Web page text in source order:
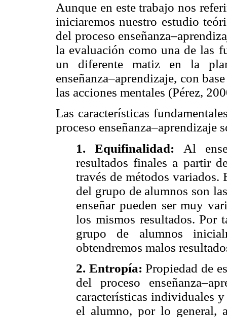
Aunque en este trabajo nos
iniciaremos nuestro estudio
del proceso
la evaluación como una de las
un diferente matiz en la
enseñanza–aprendizaje, con
las acciones mentales (Pérez,
Las características
proceso enseñanza–aprendizaje
1.
Equifinalidad: Al
resultados finales a partir
través de métodos variados.
del grupo de alumnos son
enseñar pueden ser muy
los mismos resultados. Por
grupo de alumnos
obtendremos malos
2. Entropía:Propiedad de
del proceso
características individuales
el alumno, por lo general,